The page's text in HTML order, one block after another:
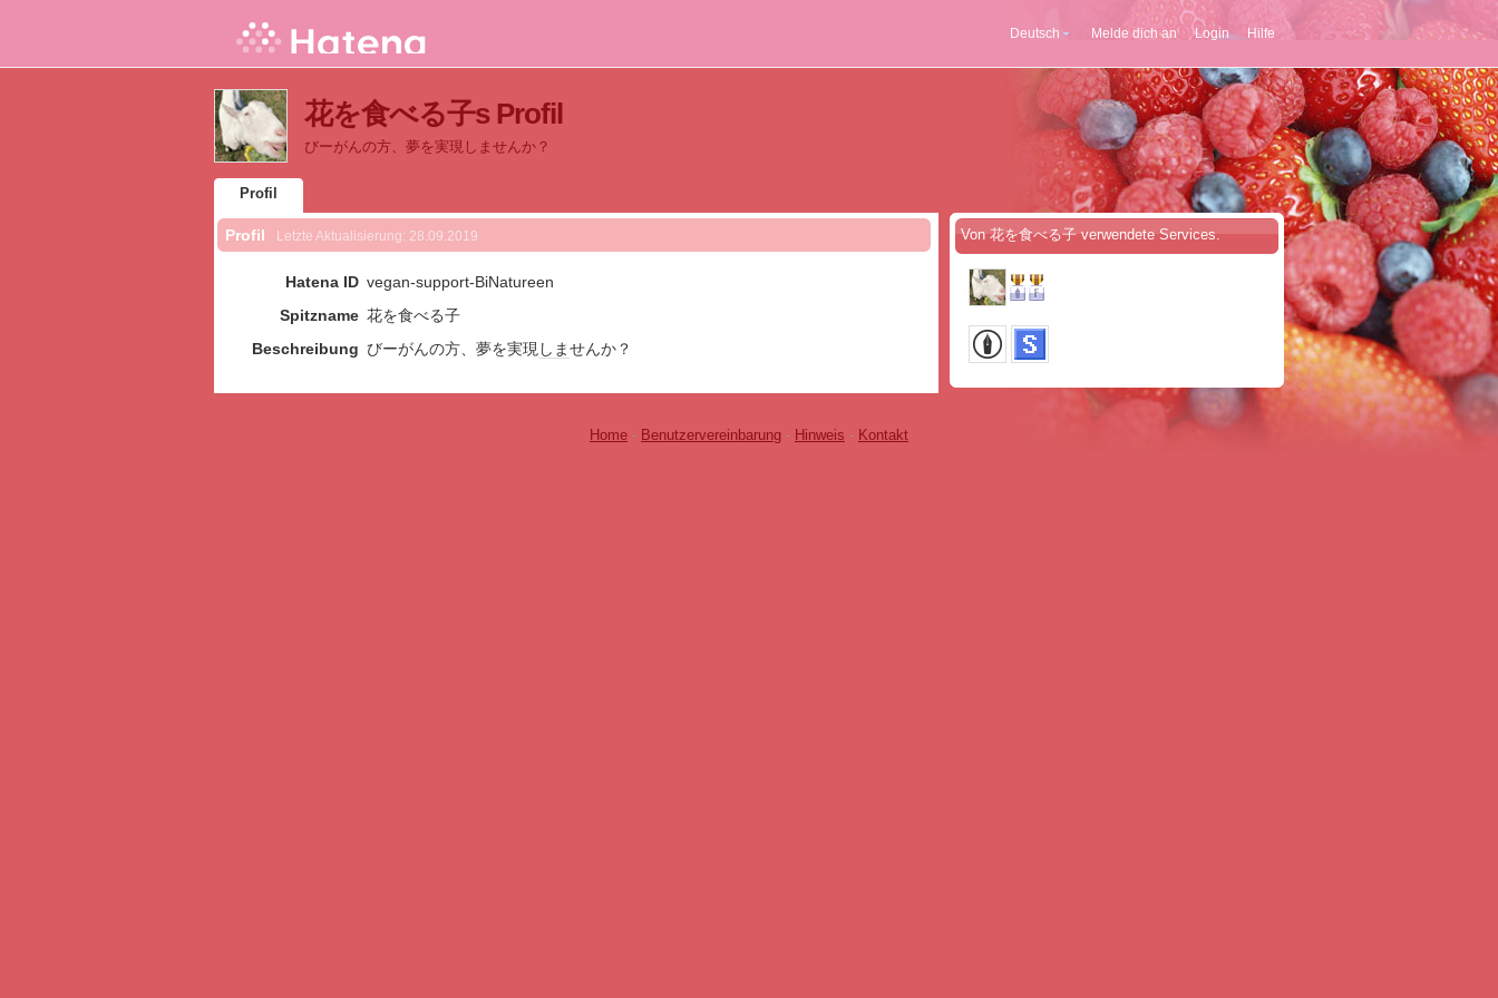
Deutsch Melde dich an Login Hilfe
花を食べる子s Profil
びーがんの方、夢を実現しませんか？
Profil
Profil Letzte Aktualisierung: 28.09.2019
Hatena ID vegan-support-BiNatureen
Spitzname 花を食べる子
Beschreibung びーがんの方、夢を実現しませんか？
Von 花を食べる子 verwendete Services.
Home - Benutzervereinbarung - Hinweis - Kontakt